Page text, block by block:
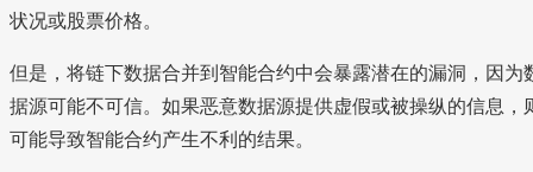
状况或股票价格。
但是，将链下数据合并到智能合约中会暴露潜在的漏洞，因为
据源可能不可信。如果恶意数据源提供虚假或被操纵的信息，
可能导致智能合约产生不利的结果。